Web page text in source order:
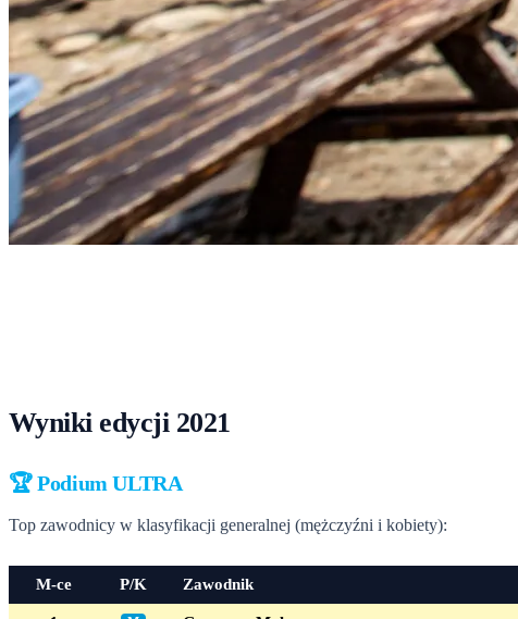
Wyniki edycji 2021
🏆 Podium ULTRA
Top zawodnicy w klasyfikacji generalnej (mężczyźni i kobiety):
M-ce P/K Zawodnik